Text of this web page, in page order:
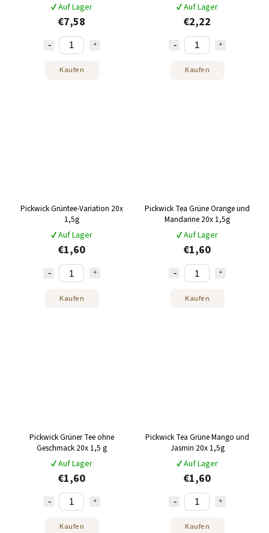
✔ Auf Lager
€7,58
Kaufen
✔ Auf Lager
€2,22
Kaufen
Pickwick Grüntee-Variation 20x
1,5g
✔ Auf Lager
€1,60
Kaufen
Pickwick Tea Grüne Orange und
Mandarine 20x 1,5g
✔ Auf Lager
€1,60
Kaufen
Pickwick Grüner Tee ohne
Geschmack 20x 1,5 g
✔ Auf Lager
€1,60
Kaufen
Pickwick Tea Grüne Mango und
Jasmin 20x 1,5g
✔ Auf Lager
€1,60
Kaufen